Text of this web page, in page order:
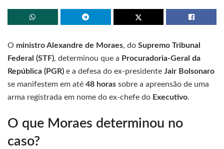
O ministro Alexandre de Moraes, do Supremo Tribunal
Federal (STF), determinou que a Procuradoria-Geral da
República (PGR) e a defesa do ex-presidente Jair Bolsonaro
se manifestem em até 48 horas sobre a apreensão de uma
arma registrada em nome do ex-chefe do Executivo.
O que Moraes determinou no
caso?